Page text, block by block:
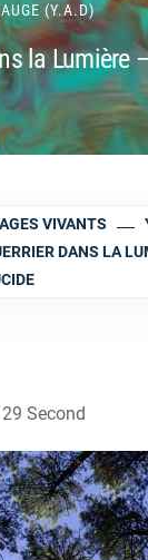
(Y.A.D)
la Lumière
VIVANTS
DANS LA
29 Second